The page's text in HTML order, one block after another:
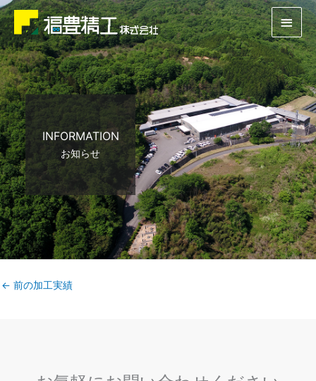
内
容
を
ス
キ
ッ
プ
メ
イ
ン
メ
ニ
ュ
ー
INFORMATION
お知らせ
← 前の加工実績